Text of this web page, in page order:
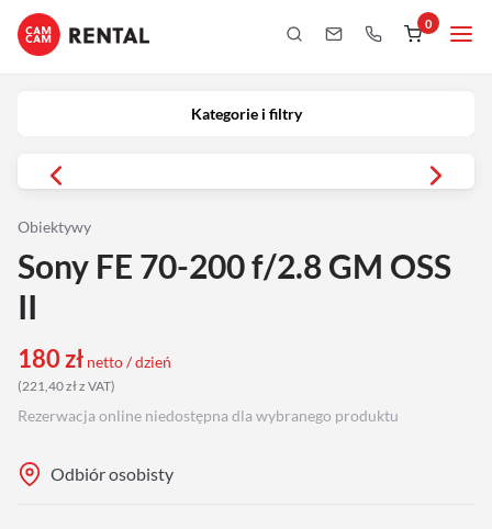
0
Kategorie i filtry
Obiektywy
Sony FE 70-200 f/2.8 GM OSS
II
180zł netto / dzień
(221,40złz VAT)
Rezerwacja online niedostępna dla wybranego produktu
Odbiór osobisty
Kategorie i filtry
Obiektywy
Podgląd